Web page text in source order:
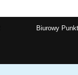
Biurowy